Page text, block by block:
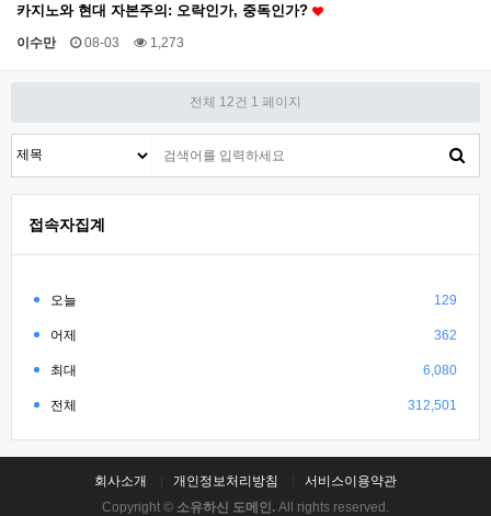
카지노와 현대 자본주의: 오락인가, 중독인가?
이수만 08-03 1,273
전체 12건 1 페이지
접속자집계
오늘 129
어제 362
최대 6,080
전체 312,501
회사소개 개인정보처리방침
서비스이용약관
Copyright © 소유하신 도메인. All rights reserved.